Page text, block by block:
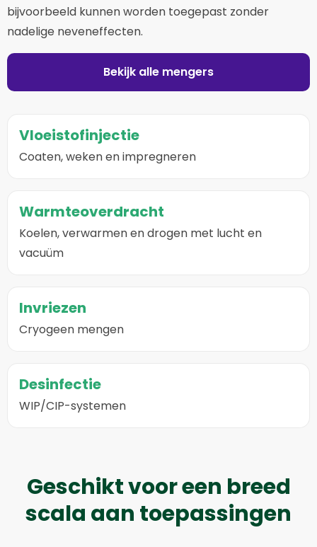
bijvoorbeeld kunnen worden toegepast zonder
nadelige neveneffecten.
Bekijk alle mengers
Vloeistofinjectie
Coaten, weken en impregneren
Warmteoverdracht
Koelen, verwarmen en drogen met lucht en
vacuüm
Invriezen
Cryogeen mengen
Desinfectie
WIP/CIP-systemen
Geschikt voor een breed
scala aan toepassingen